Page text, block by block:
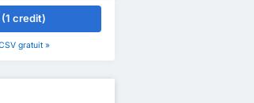
(1 credit)
gratuit »